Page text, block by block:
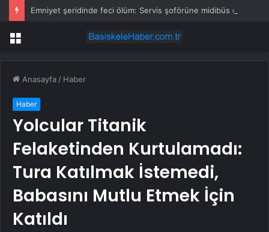
Menü
Anasayfa / Haber
Haber
Yolcular Titanik
Felaketinden Kurtulamadı:
Tura Katılmak İstemedi,
Babasını Mutlu Etmek İçin
Katıldı